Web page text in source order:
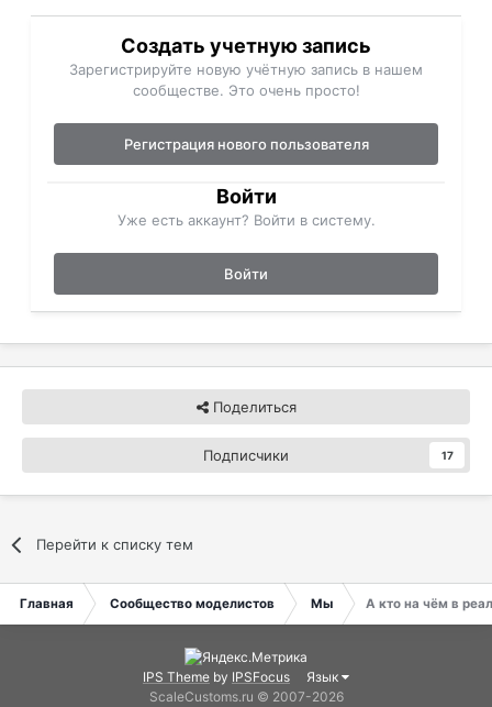
Создать учетную запись
Зарегистрируйте новую учётную запись в нашем
сообществе. Это очень просто!
Регистрация нового пользователя
Войти
Уже есть аккаунт? Войти в систему.
Войти
Поделиться
Подписчики 17
Перейти к списку тем
Главная Сообщество моделистов Мы А кто на чём в
IPS Theme by IPSFocus
Язык
ScaleCustoms.ru © 2007-2026